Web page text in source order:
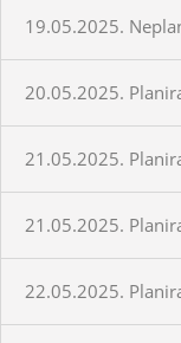
19.05.2025.
20.05.2025.
21.05.2025.
21.05.2025.
22.05.2025.